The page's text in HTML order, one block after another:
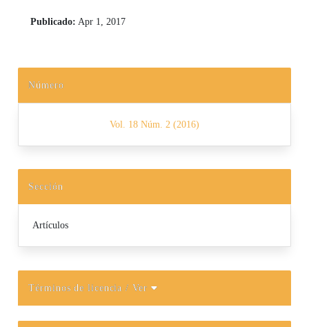
Publicado: Apr 1, 2017
Número
Vol. 18 Núm. 2 (2016)
Sección
Artículos
Términos de licencia/ Ver